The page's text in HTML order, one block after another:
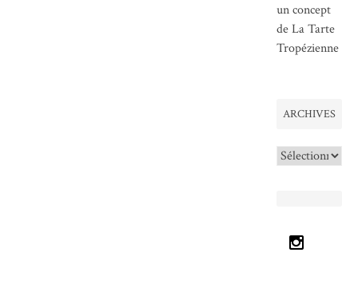
un concept
de La Tarte
Tropézienne
ARCHIVES
Archives